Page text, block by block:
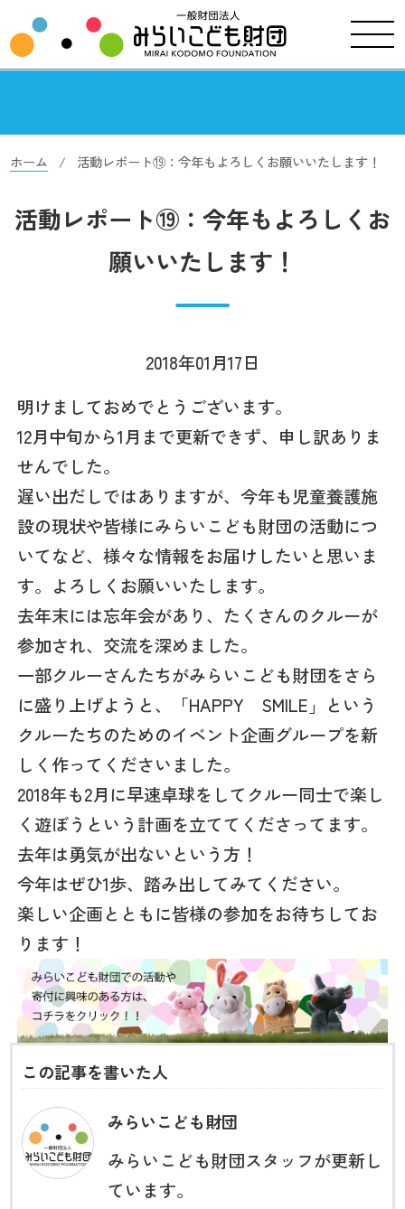
ホーム 活動レポート⑲：今年もよろしくお願いいたします！
活動レポート⑲：今年もよろしくお
願いいたします！
2018年01月17日
明けましておめでとうございます。
12月中旬から1月まで更新できず、申し訳ありま
せんでした。
遅い出だしではありますが、今年も児童養護施
設の現状や皆様にみらいこども財団の活動につ
いてなど、様々な情報をお届けしたいと思いま
す。よろしくお願いいたします。
去年末には忘年会があり、たくさんのクルーが
参加され、交流を深めました。
一部クルーさんたちがみらいこども財団をさら
に盛り上げようと、「HAPPY SMILE」という
クルーたちのためのイベント企画グループを新
しく作ってくださいました。
2018年も2月に早速卓球をしてクルー同士で楽し
く遊ぼうという計画を立ててくださってます。
去年は勇気が出ないという方！
今年はぜひ1歩、踏み出してみてください。
楽しい企画とともに皆様の参加をお待ちしてお
ります！
この記事を書いた人
みらいこども財団
みらいこども財団スタッフが更新し
ています。